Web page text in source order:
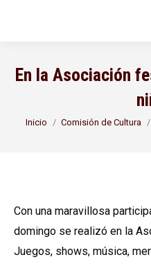
En la Asociación
Estás aquí:
Inicio Comisión de Cultura
Con una maravillosa
domingo se realizó en la
Juegos, shows, música,